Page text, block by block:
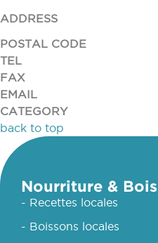
ADDRESS
POSTAL CODE
TEL
FAX
EMAIL
CATEGORY
back to top
Nourriture &
- Recettes locales
- Boissons locales